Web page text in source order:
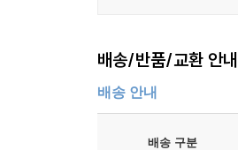
배송/반품/교환 안내
배송 안내
배송 구분